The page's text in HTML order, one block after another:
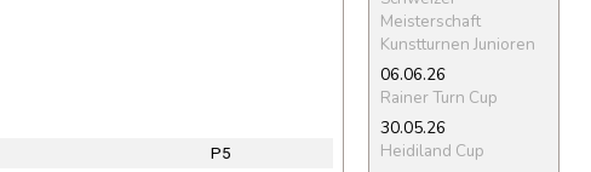
P5
Meisterschaft
Kunstturnen Junioren
06.06.26
Rainer Turn Cup
30.05.26
Heidiland Cup